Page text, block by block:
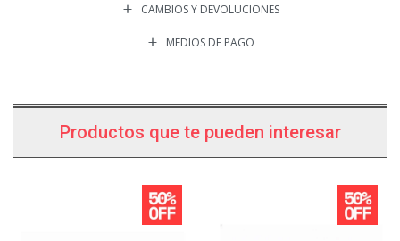
CAMBIOS Y DEVOLUCIONES
MEDIOS DE PAGO
Productos que te pueden interesar